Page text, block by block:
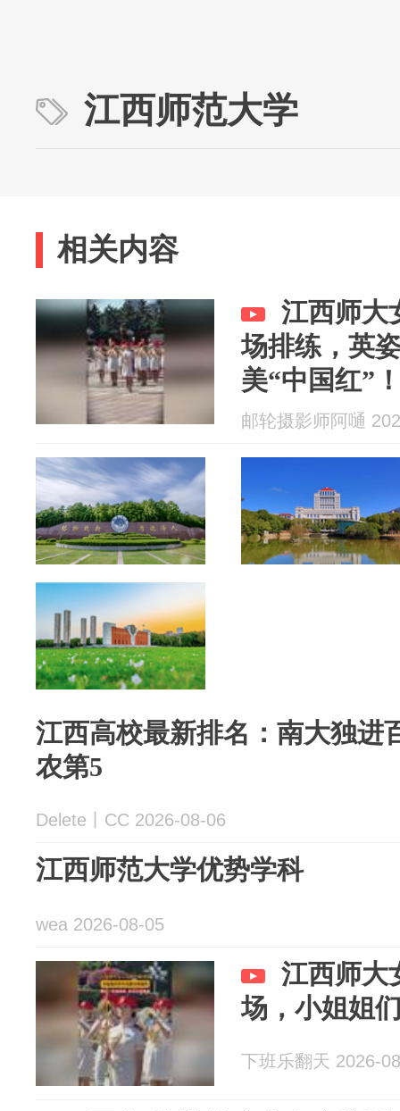
江西师范大学
相关内容
江西师大
场排练，英
美“中国红”
邮轮摄影师阿嗵
江西高校最新排名：南大独进
农第5
Delete丨CC 2026-08-06
江西师范大学优势学科
wea 2026-08-05
江西师大
场，小姐姐
下班乐翻天 2026-